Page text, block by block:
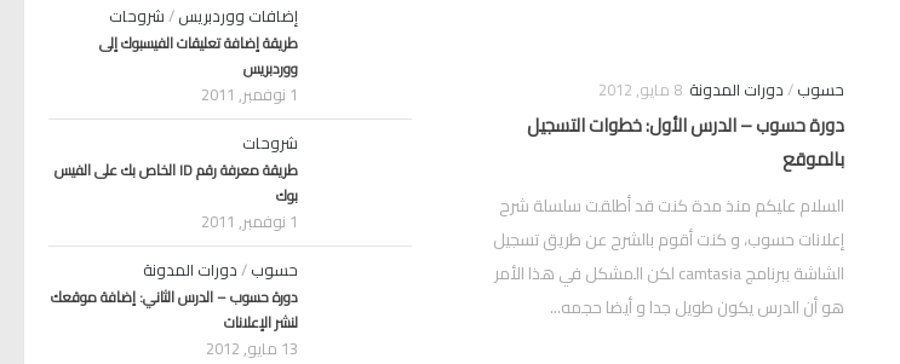
حسوب/دورات المدونة 8 مايو, 2012
دورة حسوب – الدرس الأول: خطوات التسجيل
بالموقع
السلام عليكم منذ مدة كنت قد أطلقت سلسلة شرح
إعلانات حسوب، و كنت أقوم بالشرح عن طريق تسجيل
الشاشة ببرنامج camtasia لكن المشكل في هذا الأمر
هو أن الدرس يكون طويل جدا و أيضا حجمه...
إضافات ووردبريس/شروحات
طريقة إضافة تعليقات الفيسبوك إلى
ووردبريس
1 نوفمبر, 2011
شروحات
طريقة معرفة رقم ID الخاص بك على الفيس
بوك
1 نوفمبر, 2011
حسوب/دورات المدونة
دورة حسوب – الدرس الثاني: إضافة موقعك
لنشر الإعلانات
13 مايو, 2012